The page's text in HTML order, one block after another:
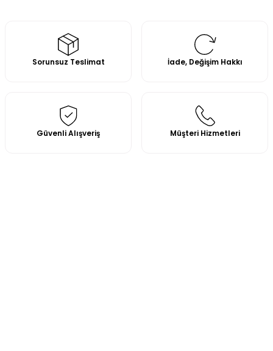
Sorunsuz Teslimat İade, Değişim Hakkı
Güvenli Alışveriş Müşteri Hizmetleri